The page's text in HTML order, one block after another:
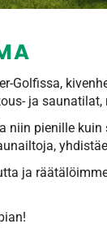
Golfissa,
ja
niin pienille
ja